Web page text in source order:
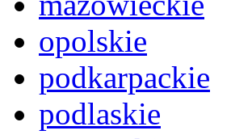
opolskie
podkarpackie
podlaskie